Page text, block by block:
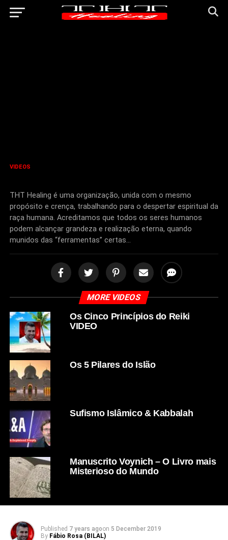
VIDEOS
THT Healing é uma organização, unida com o mesmo
propósito e crença, trabalhando para o despertar espiritual da
raça humana. Acreditamos que todos os seres humanos
podem alcançar grandeza e realização eterna, quando
munidos das “ferramentas” certas…
MORE VIDEOS
Os Cinco Princípios do Reiki
VIDEO
Os 5 Pilares do Islão
Sufismo Islâmico & Kabbalah
Manuscrito Voynich – O Livro mais
Misterioso do Mundo
Published 7 years agoon 5 December 2019
By Fábio Rosa (BILAL)